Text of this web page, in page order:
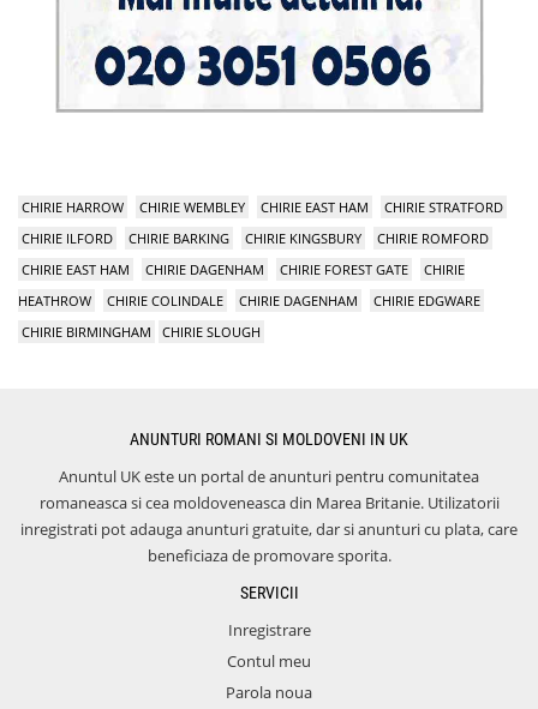
CHIRIE HARROW CHIRIE WEMBLEY CHIRIE EAST HAM
CHIRIE STRATFORD
CHIRIE ILFORD
CHIRIE BARKING CHIRIE KINGSBURY
CHIRIE ROMFORD
CHIRIE EAST HAM
CHIRIE DAGENHAM CHIRIE FOREST GATE
CHIRIE
HEATHROW
CHIRIE COLINDALE CHIRIE DAGENHAM
CHIRIE EDGWARE
CHIRIE BIRMINGHAM
CHIRIE SLOUGH
ANUNTURI ROMANI SI MOLDOVENI IN UK
Anuntul UK este un portal de anunturi pentru comunitatea
romaneasca si cea moldoveneasca din Marea Britanie. Utilizatorii
inregistrati pot adauga anunturi gratuite, dar si anunturi cu plata, care
beneficiaza de promovare sporita.
SERVICII
Inregistrare
Contul meu
Parola noua